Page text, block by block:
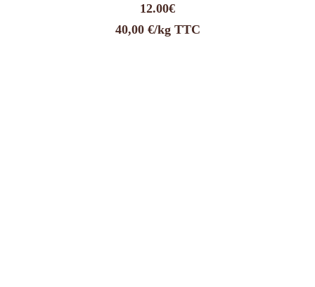
12.00€
40,00 €/kg TTC